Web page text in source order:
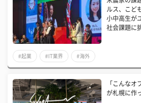
ルス、こど
小中高生が
社会課題に
#起業 #IT業界 #海外
「こんなオ
が札幌に作